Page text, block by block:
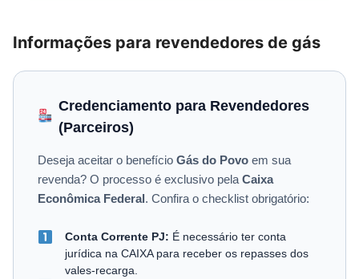
Informações para revendedores de gás
Credenciamento para Revendedores
(Parceiros)
Deseja aceitar o benefício Gás do Povo em sua
revenda? O processo é exclusivo pela Caixa
Econômica Federal. Confira o checklist obrigatório:
Conta Corrente PJ: É necessário ter conta
jurídica na CAIXA para receber os repasses dos
vales-recarga.